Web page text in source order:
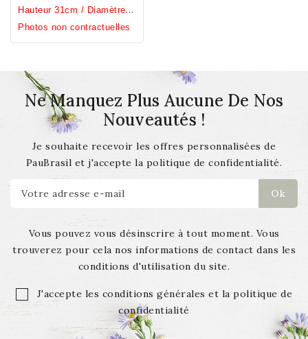
Hauteur 31cm / Diamètre
23cm
Photos non contractuelles
Ne Manquez Plus Aucune De Nos
Nouveautés !
Je souhaite recevoir les offres personnalisées de
PauBrasil et j'accepte la politique de confidentialité.
Vous pouvez vous désinscrire à tout moment. Vous
trouverez pour cela nos informations de contact dans les
conditions d'utilisation du site.
J'accepte les conditions générales et la politique de
confidentialité